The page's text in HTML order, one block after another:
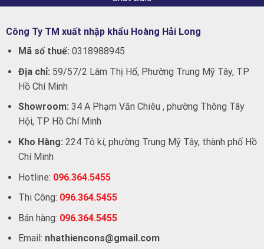
Công Ty TM xuất nhập khẩu Hoàng Hải Long
Mã số thuế: 0318988945
Địa chỉ: 59/57/2 Lâm Thị Hố, Phường Trung Mỹ Tây, TP
Hồ Chí Minh
Showroom: 34 A Phạm Văn Chiêu , phường Thông Tây
Hội, TP Hồ Chí Minh
Kho Hàng: 224 Tô kí, phường Trung Mỹ Tây, thành phố Hồ
Chí Minh
Hotline: 096.364.5455
Thi Công: 096.364.5455
Bán hàng: 096.364.5455
Email: nhathiencons@gmail.com